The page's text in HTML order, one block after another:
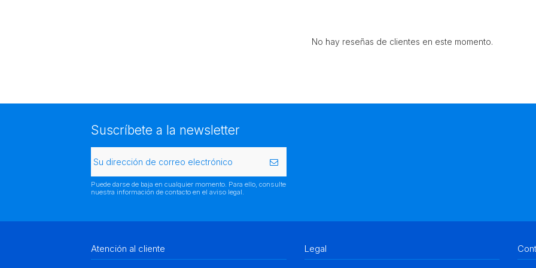
No hay reseñas de clientes en este momento.
Suscríbete a la newsletter
Puede darse de baja en cualquier momento. Para ello, consulte
nuestra información de contacto en el aviso legal.
Atención al cliente Legal